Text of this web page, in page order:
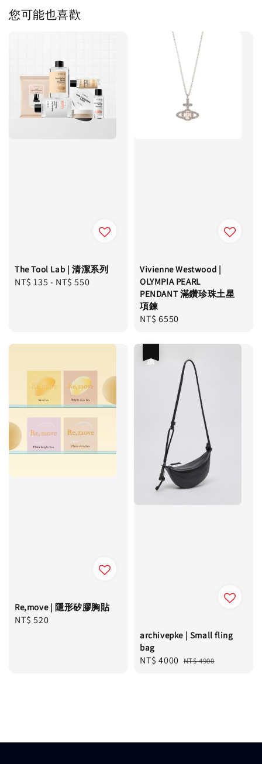
您可能也喜歡
The Tool Lab | 清潔系列
Regular
NT$ 135 - NT$ 550
Vivienne Westwood |
OLYMPIA PEARL
PENDANT 滿鑽珍珠土星
項鍊
Regular
NT$ 6550
Re,move | 隱形矽膠胸貼
Regular
NT$ 520
archivepke | Small fling
bag
Sale
NT$ 4000 Regular
NT$ 4900